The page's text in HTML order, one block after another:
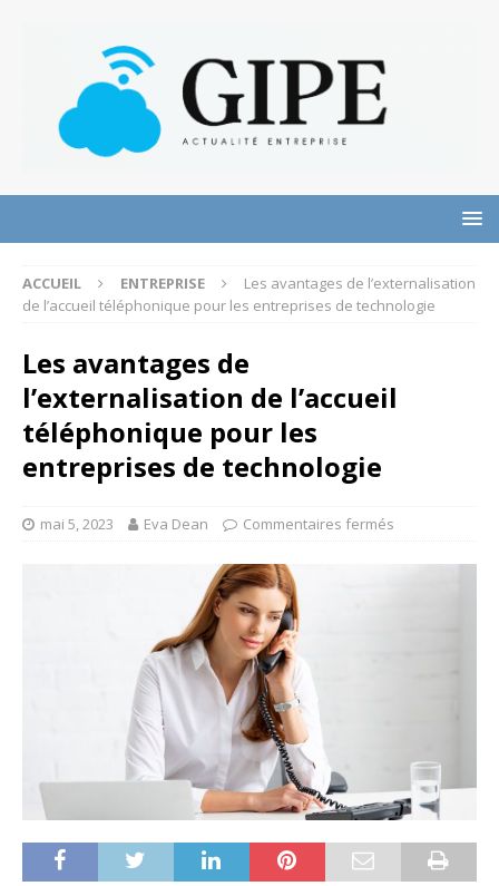
ACCUEIL ENTREPRISE
Les avantages de l’externalisation
de l’accueil téléphonique pour les entreprises de technologie
Les avantages de
l’externalisation de l’accueil
téléphonique pour les
entreprises de technologie
mai 5, 2023 Eva Dean Commentaires fermés